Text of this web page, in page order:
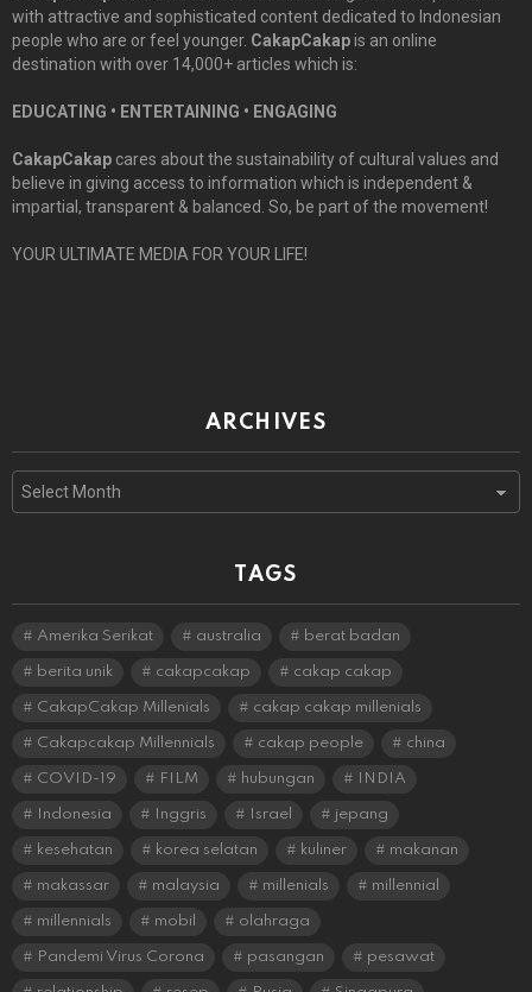
with attractive and sophisticated content dedicated to Indonesian
people who are or feel younger. CakapCakapis an online
destination with over 14,000+ articles which is:
EDUCATING • ENTERTAINING • ENGAGING
CakapCakap cares about the sustainability of cultural values and
believe in giving access to information which is independent &
impartial, transparent & balanced. So, be part of the movement!
YOUR ULTIMATE MEDIA FOR YOUR LIFE!
ARCHIVES
Archives
TAGS
Amerika Serikat australia berat badan
berita unik cakapcakap cakap cakap
CakapCakap Millenials cakap cakap millenials
Cakapcakap Millennials cakap people china
COVID-19 FILM hubungan INDIA
Indonesia Inggris Israel jepang
kesehatan korea selatan kuliner makanan
makassar malaysia millenials millennial
millennials mobil olahraga
Pandemi Virus Corona pasangan pesawat